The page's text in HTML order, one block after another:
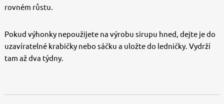
rovném růstu.
Pokud výhonky nepoužijete na výrobu sirupu hned, dejte je do
uzavíratelné krabičky nebo sáčku a uložte do ledničky. Vydrží
tam až dva týdny.